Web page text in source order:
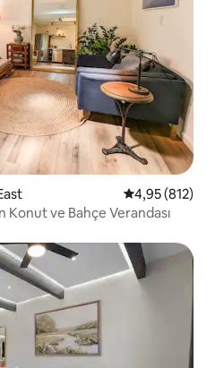
5 üzerinden
4,95 (812)
ve Bahçe Verandası